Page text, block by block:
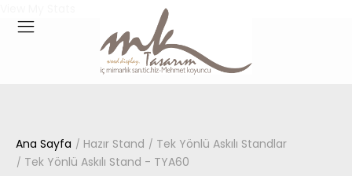
Ana Sayfa Hazır Stand
Tek Yönlü Askılı Standlar
Tek Yönlü Askılı Stand - TYA60